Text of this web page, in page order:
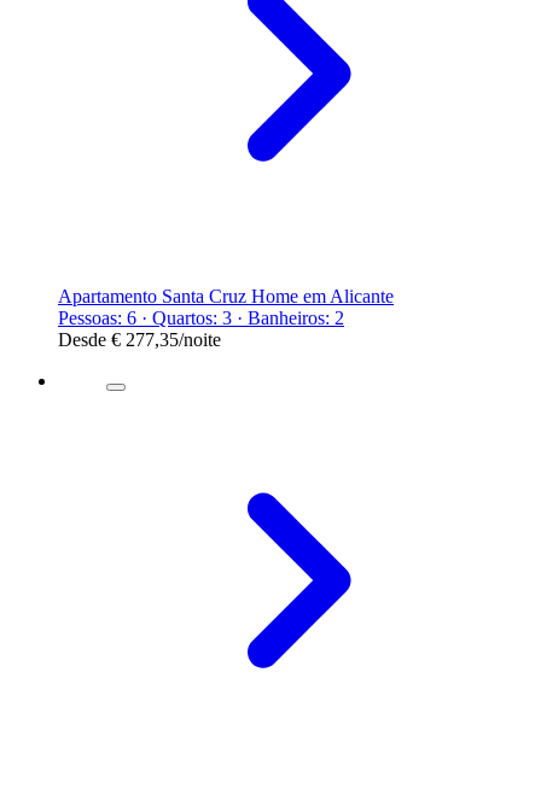
Apartamento Santa Cruz Home em Alicante
Pessoas: 6 · Quartos: 3 · Banheiros: 2
Desde € 277,35/noite